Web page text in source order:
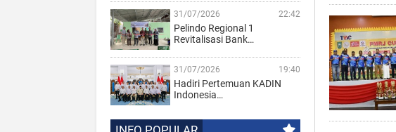
31/07/2026 22:42
Pelindo Regional 1
Revitalisasi Bank…
31/07/2026 19:40
Hadiri Pertemuan KADIN
Indonesia…